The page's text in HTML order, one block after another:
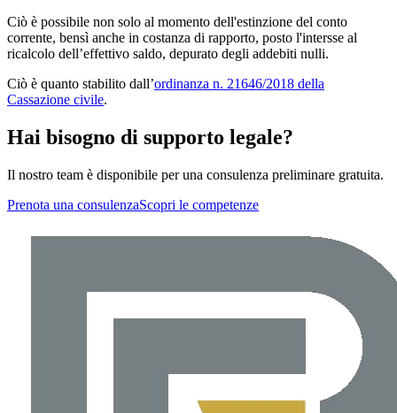
Ciò è possibile non solo al momento dell'estinzione del conto
corrente, bensì anche in costanza di rapporto, posto l'intersse al
ricalcolo dell’effettivo saldo, depurato degli addebiti nulli.
Ciò è quanto stabilito dall’ordinanza n. 21646/2018 della
Cassazione civile.
Hai bisogno di supporto legale?
Il nostro team è disponibile per una consulenza preliminare gratuita.
Prenota una consulenzaScopri le competenze